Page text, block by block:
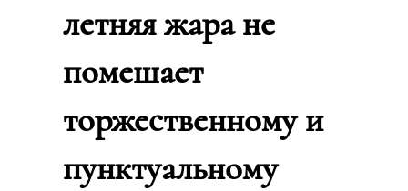
летняя жара не
помешает
торжественному и
пунктуальному